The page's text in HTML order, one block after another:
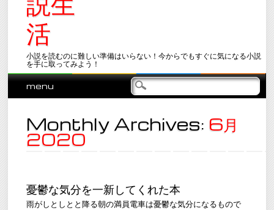
活
小説を読むのに難しい準備はいらない！今からでもすぐに気になる小説
を手に取ってみよう！
Main menu
Skip
menu
Monthly Archives: 6月
2020
憂鬱な気分を一新してくれた本
雨がしとしとと降る朝の満員電車は憂鬱な気分になるもので